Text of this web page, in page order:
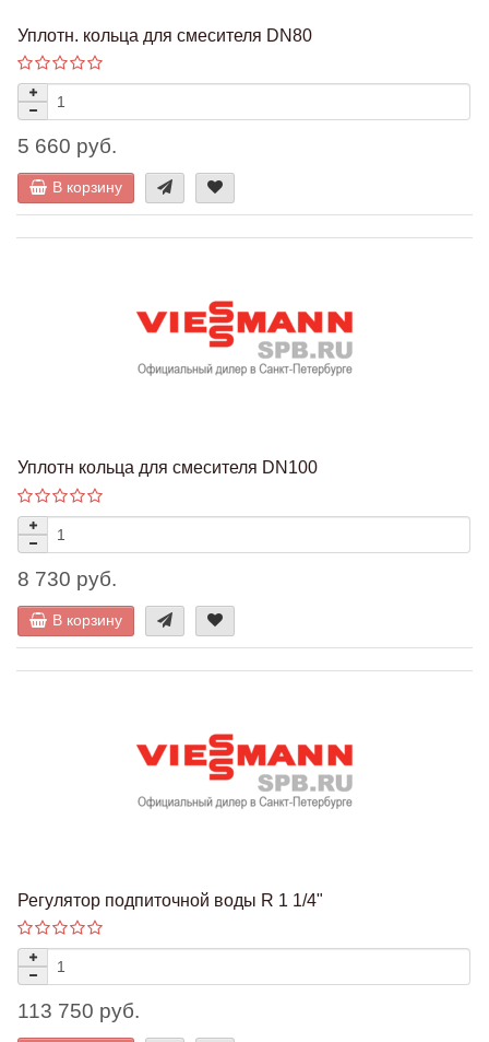
Уплотн. кольца для смесителя DN80
5 660 руб.
В корзину
Уплотн кольца для смесителя DN100
8 730 руб.
В корзину
Регулятор подпиточной воды R 1 1/4"
113 750 руб.